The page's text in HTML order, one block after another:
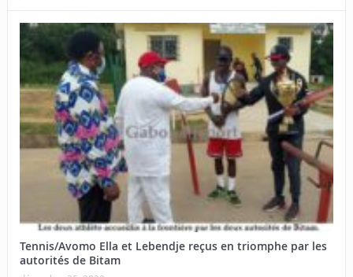
Tennis/Avomo Ella et Lebendje reçus en triomphe par les
autorités de Bitam